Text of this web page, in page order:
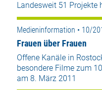
Landesweit 51 Projekte
Medieninformation • 10/
Frauen über Frauen
Offene Kanäle in
besondere Filme zum
am 8. März 2011